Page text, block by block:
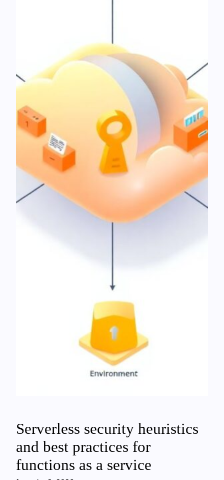
Serverless security heuristics
and best practices for
functions as a service